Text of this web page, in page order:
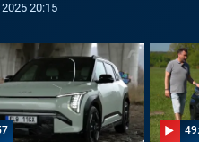
20:15